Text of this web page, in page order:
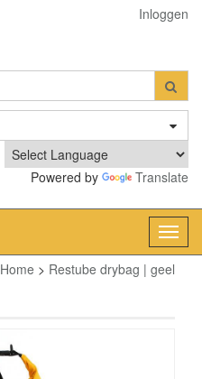
Inloggen
Powered by Translate
Home > Restube drybag | geel